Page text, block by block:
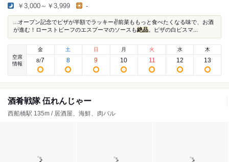
￥3,000～￥3,999 -
...オープン記念でピザが半額でラッキー✌️前菜ももっと食べたくなる味で、お酒
が進む！ローストビーフのエスプーマのソースも絶品 。ピザの白ビスマ...
空席
情報
金
8/7
土
8
日
9
月
10
火
11
水
12
木
13
酒肴戦隊 伍れんじゃー
西船橋駅 135m / 居酒屋、海鮮、肉バル